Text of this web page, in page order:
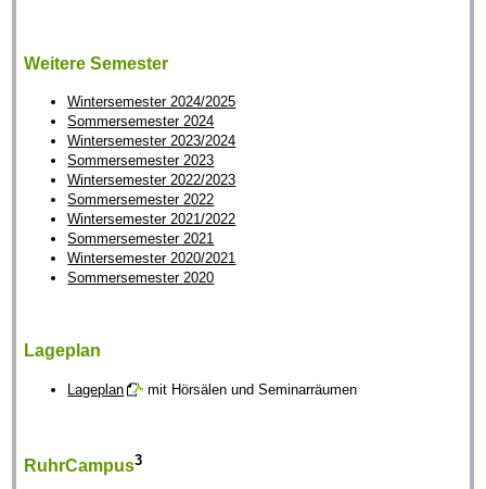
Weitere Semester
Wintersemester 2024/2025
Sommersemester 2024
Wintersemester 2023/2024
Sommersemester 2023
Wintersemester 2022/2023
Sommersemester 2022
Wintersemester 2021/2022
Sommersemester 2021
Wintersemester 2020/2021
Sommersemester 2020
Lageplan
Lageplan mit Hörsälen und Seminarräumen
RuhrCampus3